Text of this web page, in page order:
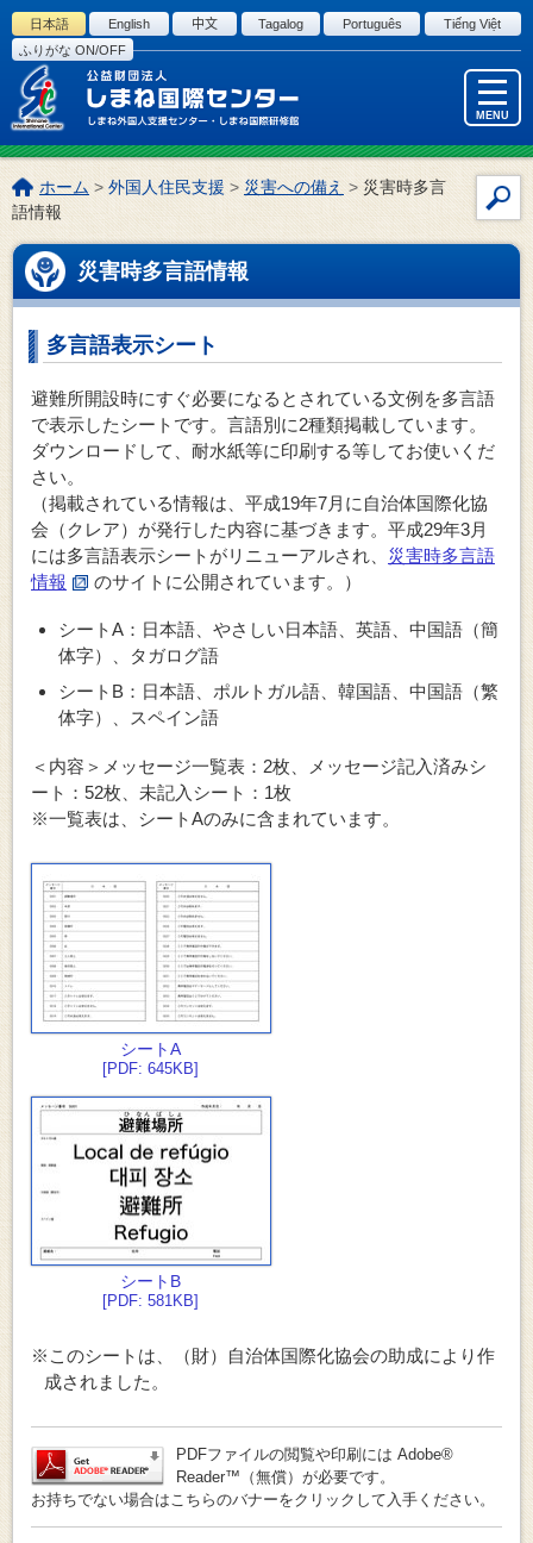
このページの本文へ
日本語 English 中文 Tagalog Português
Tiếng Việt
ふりがな ON/OFF
MENU
イ
こ
の
ペ
ー
ジ
の
置:
ホーム >外国人住民支援 >災害への備え >災害時多言
語情報
災害時多言語情報
多言語表示シート
避難所開設時にすぐ必要になるとされている文例を多言語
で表示したシートです。言語別に2種類掲載しています。
ダウンロードして、耐水紙等に印刷する等してお使いくだ
さい。
（掲載されている情報は、平成19年7月に自治体国際化協
会（クレア）が発行した内容に基づきます。平成29年3月
には多言語表示シートがリニューアルされ、 災害時多言語
情報
のサイトに公開されています。）
シートA：日本語、やさしい日本語、英語、中国語（簡
体字）、タガログ語
シートB：日本語、ポルトガル語、韓国語、中国語（繁
体字）、スペイン語
＜内容＞メッセージ一覧表：2枚、メッセージ記入済みシ
ート：52枚、未記入シート：1枚
※一覧表は、シートAのみに含まれています。
シートA
[PDF: 645KB]
シートB
[PDF: 581KB]
※このシートは、（財）自治体国際化協会の助成により作
成されました。
PDFファイルの閲覧や印刷には Adobe®
Reader™（無償）が必要です。
お持ちでない場合はこちらのバナーをクリックして入手ください。